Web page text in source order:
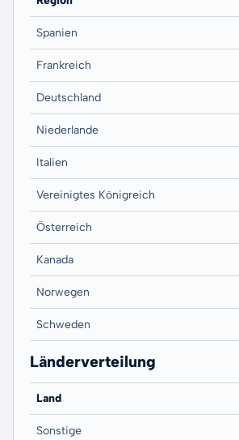
Spanien
Frankreich
Deutschland
Niederlande
Italien
Vereinigtes Königreich
Österreich
Kanada
Norwegen
Schweden
Länderverteilung
Land
Sonstige